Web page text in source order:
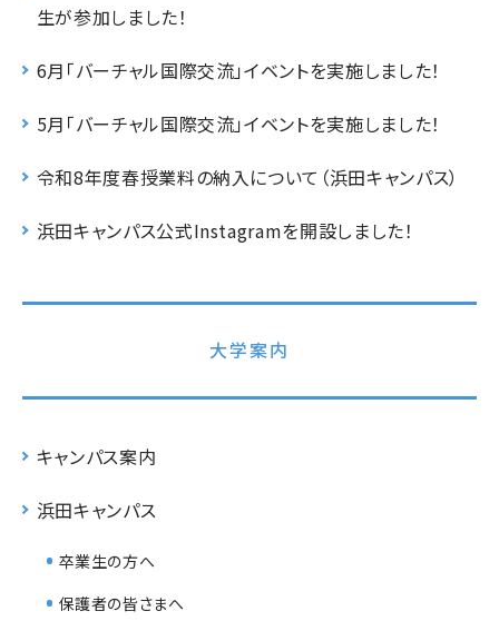
生が参加しました！
6月「バーチャル国際交流」イベントを実施しました！
5月「バーチャル国際交流」イベントを実施しました！
令和8年度春授業料の納入について（浜田キャンパス）
浜田キャンパス公式Instagramを開設しました！
大学案内
キャンパス案内
浜田キャンパス
卒業生の方へ
保護者の皆さまへ